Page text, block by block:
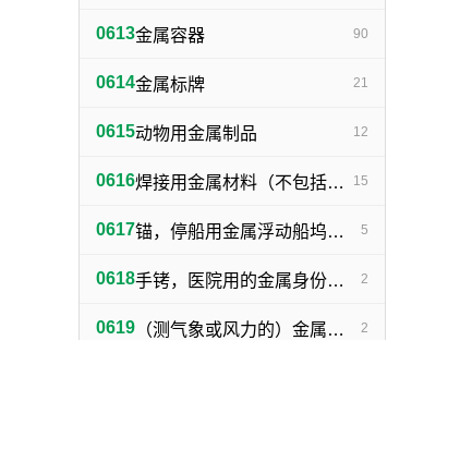
0613金属容器 90
0614金属标牌 21
0615动物用金属制品 12
0616 焊接用金属材料（不包括塑料焊丝） 15
0617 锚，停船用金属浮动船坞，金属下锚桩 5
0618 手铐，医院用的金属身份证明手镯 2
0619 （测气象或风力的）金属浆叶，金属风标 2